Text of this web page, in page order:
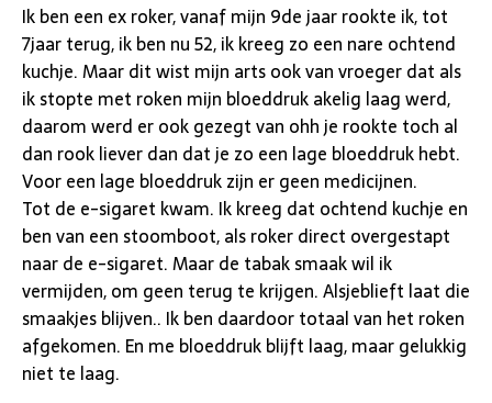
Ik ben een ex roker, vanaf mijn 9de jaar rookte ik, tot
7jaar terug, ik ben nu 52, ik kreeg zo een nare ochtend
kuchje. Maar dit wist mijn arts ook van vroeger dat als
ik stopte met roken mijn bloeddruk akelig laag werd,
daarom werd er ook gezegt van ohh je rookte toch al
dan rook liever dan dat je zo een lage bloeddruk hebt.
Voor een lage bloeddruk zijn er geen medicijnen.
Tot de e-sigaret kwam. Ik kreeg dat ochtend kuchje en
ben van een stoomboot, als roker direct overgestapt
naar de e-sigaret. Maar de tabak smaak wil ik
vermijden, om geen terug te krijgen. Alsjeblieft laat die
smaakjes blijven.. Ik ben daardoor totaal van het roken
afgekomen. En me bloeddruk blijft laag, maar gelukkig
niet te laag.